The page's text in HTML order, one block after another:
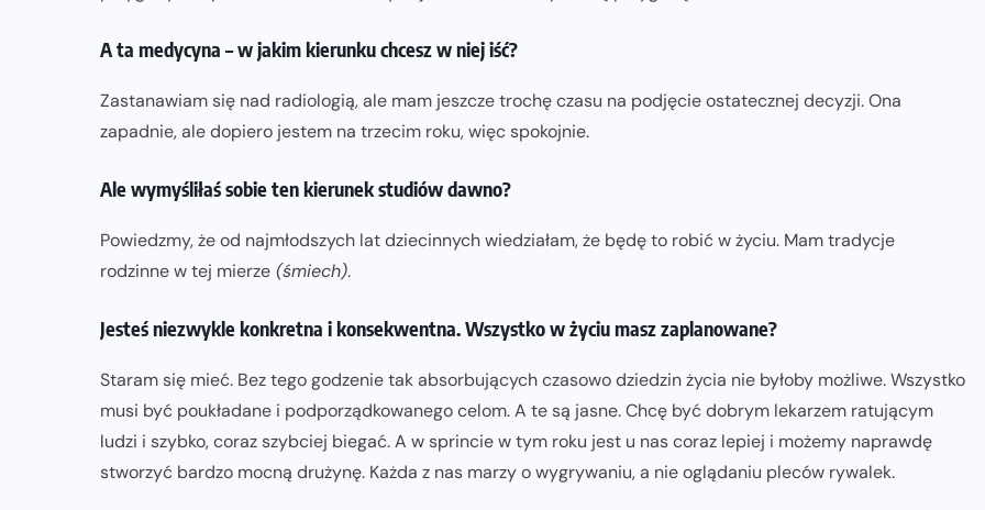
A ta medycyna – w jakim kierunku chcesz w niej iść?
Zastanawiam się nad radiologią, ale mam jeszcze trochę czasu na podjęcie ostatecznej decyzji. Ona
zapadnie, ale dopiero jestem na trzecim roku, więc spokojnie.
Ale wymyśliłaś sobie ten kierunek studiów dawno?
Powiedzmy, że od najmłodszych lat dziecinnych wiedziałam, że będę to robić w życiu. Mam tradycje
rodzinne w tej mierze (śmiech).
Jesteś niezwykle konkretna i konsekwentna. Wszystko w życiu masz zaplanowane?
Staram się mieć. Bez tego godzenie tak absorbujących czasowo dziedzin życia nie byłoby możliwe. Wszystko
musi być poukładane i podporządkowanego celom. A te są jasne. Chcę być dobrym lekarzem ratującym
ludzi i szybko, coraz szybciej biegać. A w sprincie w tym roku jest u nas coraz lepiej i możemy naprawdę
stworzyć bardzo mocną drużynę. Każda z nas marzy o wygrywaniu, a nie oglądaniu pleców rywalek.